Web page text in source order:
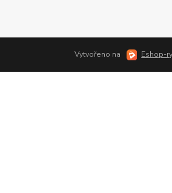
Vytvořeno na Eshop-